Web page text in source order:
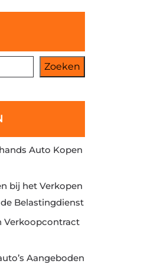
Zoeken
Auto Kopen
bij het Verkopen
Belastingdienst
Verkoopcontract
Aangeboden